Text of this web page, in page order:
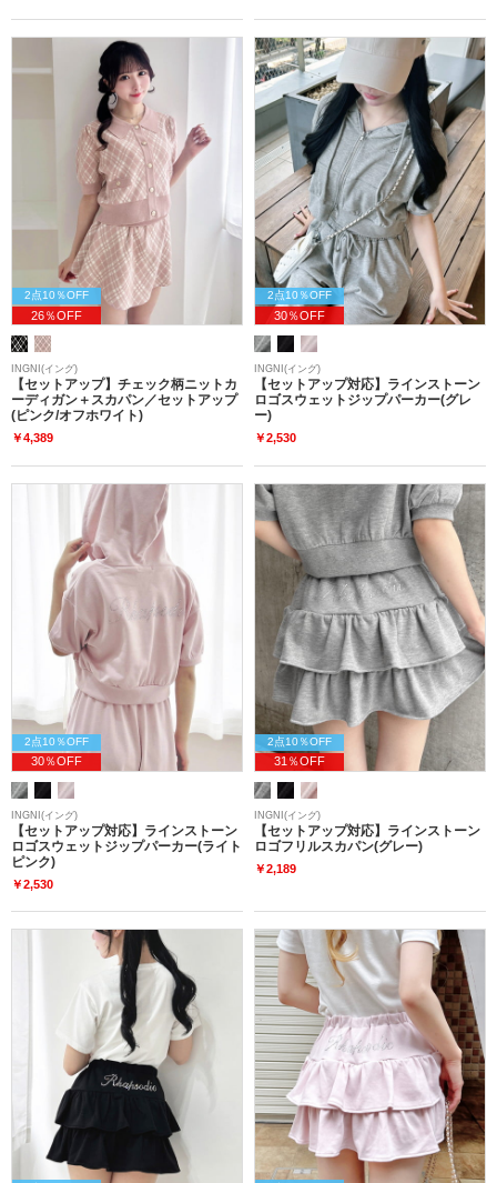
2点10％OFF
26％OFF
INGNI(イング)
【セットアップ】チェック柄ニットカ
ーディガン＋スカパン／セットアップ
(ピンク/オフホワイト)
￥4,389
2点10％OFF
30％OFF
INGNI(イング)
【セットアップ対応】ラインストーン
ロゴスウェットジップパーカー(グレ
ー)
￥2,530
2点10％OFF
30％OFF
INGNI(イング)
【セットアップ対応】ラインストーン
ロゴスウェットジップパーカー(ライト
ピンク)
￥2,530
2点10％OFF
31％OFF
INGNI(イング)
【セットアップ対応】ラインストーン
ロゴフリルスカパン(グレー)
￥2,189